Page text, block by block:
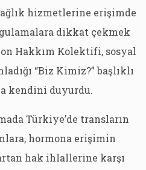
hizmetlerine erişimde
dikkat çekmek
Hakkım Kolektifi, sosyal
“Biz Kimiz?” başlıklı
kendini duyurdu.
Türkiye’de transların
hormona erişimin
hak ihlallerine karşı